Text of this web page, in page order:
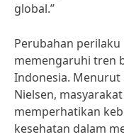
global.”
Perubahan
memengaruhi tren
Indonesia. Menurut
Nielsen,
memperhatikan
kesehatan dalam